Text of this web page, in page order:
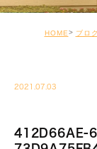
HOME ブロ
2021.07.03
412D66AE-